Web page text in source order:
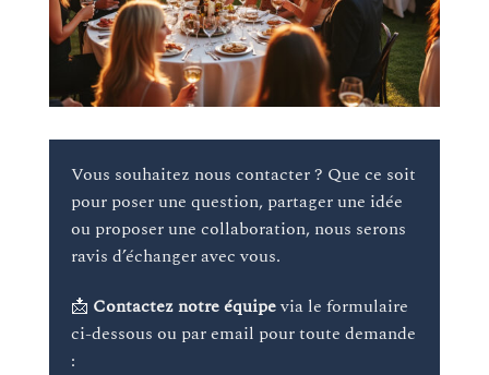
Vous souhaitez nous contacter ? Que ce soit
pour poser une question, partager une idée
ou proposer une collaboration, nous serons
ravis d’échanger avec vous.
📩 Contactez notre équipevia le formulaire
ci-dessous ou par email pour toute demande
: